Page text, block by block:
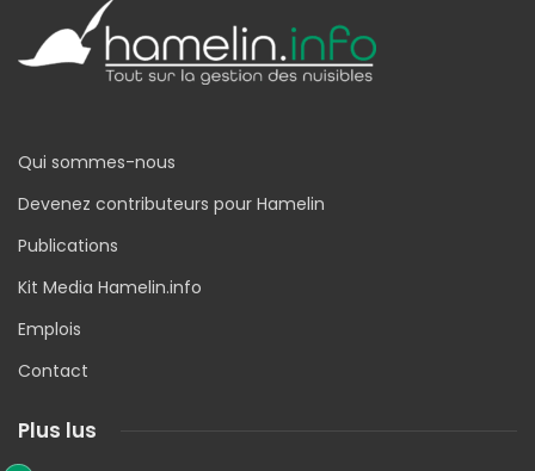
Qui sommes-nous
Devenez contributeurs pour Hamelin
Publications
Kit Media Hamelin.info
Emplois
Contact
Plus lus